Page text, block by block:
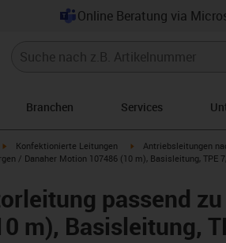
Online Beratung via
Branchen Services
igus-icon-arrow-right
Konfektionierte Leitungen igus-icon-arrow-right
Antriebsleitungen
/ Danaher Motion 107486 (10 m), Basisleitung, TPE
passend
m), Basisleitung,